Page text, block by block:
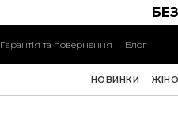
Гарантія та повернення Блог
НОВИНКИ